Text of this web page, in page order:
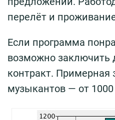
перелёт и
Если программа
возможно заключить
контракт. Примерная
музыкантов — от